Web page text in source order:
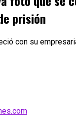
prisión
con su